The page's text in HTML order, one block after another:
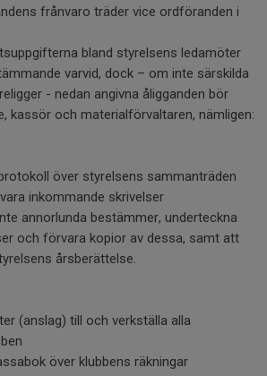
frånvaro träder vice ordföranden i
bland styrelsens ledamöter
varvid, dock – om inte särskilda
- nedan angivna åligganden bör
kassör och materialförvaltaren, nämligen:
över styrelsens sammanträden
inkommande skrivelser
annorlunda bestämmer, underteckna
och förvara kopior av dessa, samt att
årsberättelse.
(anslag) till och verkställa alla
över klubbens räkningar